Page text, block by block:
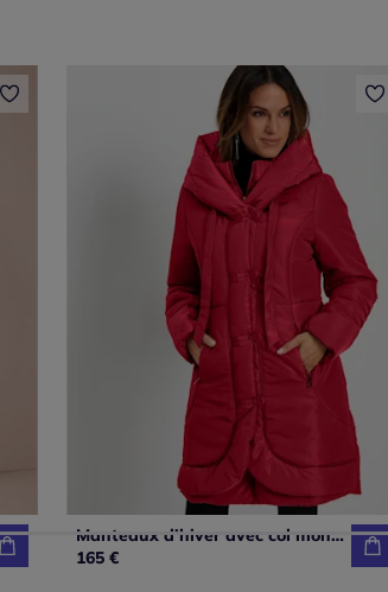
Manteaux d'hiver avec col montant et poche zippée
165 €